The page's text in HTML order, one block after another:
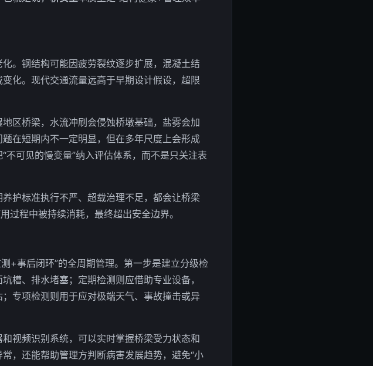
。钢结构可能因疲劳裂纹逐步扩展，混凝土结
化。现代交通流量远高于早期设计假设，超限
区桥梁，水流冲刷会侵蚀桥墩基础，盐雾会加
在短期内不一定明显，但在多年尺度上会形成
不可见的慢变量”纳入评估体系，而不是只关注表
护标准执行不严、超载治理不足，都会让桥梁
过程中被持续消耗，最终超出安全边界。
+事后闭环”的全周期管理。第一步是建立分级检
槽、排水堵塞；定期检测则应借助专业设备，
专项检测则用于应对极端天气、事故撞击或异
视频识别系统，可以实时掌握桥梁受力状态和
，还能帮助管理方判断病害发展趋势，避免“小